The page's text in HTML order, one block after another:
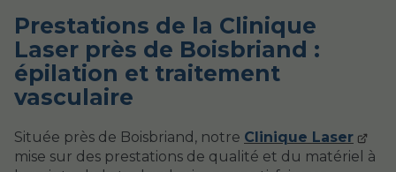
Prestations de la Clinique
Laser près de Boisbriand :
épilation et traitement
vasculaire
Située près de Boisbriand, notre Clinique Laser
mise sur des prestations de qualité et du matériel à